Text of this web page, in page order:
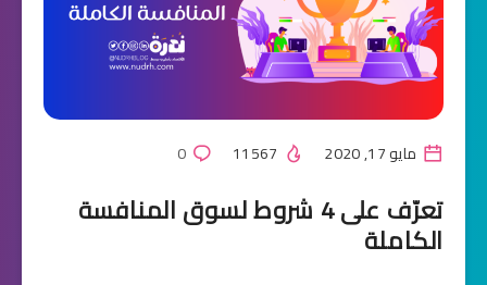
مايو 17, 2020 0
تعرّف على 4 شروط لسوق المنافسة
الكاملة